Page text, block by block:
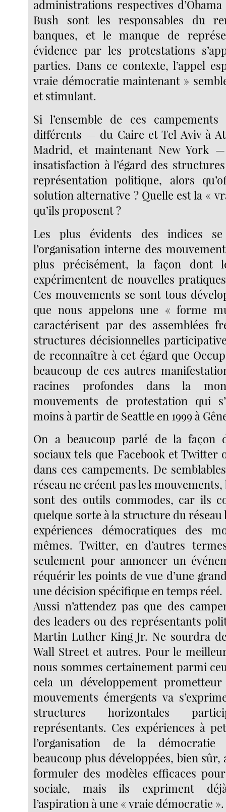
administrations respectives
Bush sont les responsables du
banques, et le manque de
évidence par les protestations
parties. Dans ce contexte, l’appel
vraie démocratie maintenant »
et stimulant.
Si l’ensemble de ces
différents — du Caire et Tel Aviv à
Madrid, et maintenant New York
insatisfaction à l’égard des
représentation politique, alors
solution alternative ? Quelle est la «
qu’ils proposent ?
Les plus évidents des indices
l’organisation interne des
plus précisément, la façon dont
expérimentent de nouvelles
Ces mouvements se sont tous
que nous appelons une « forme
caractérisent par des assemblées
structures décisionnelles
de reconnaître à cet égard que
beaucoup de ces autres
racines profondes dans la
mouvements de protestation qui
moins à partir de Seattle en 1999 à
On a beaucoup parlé de la façon
sociaux tels que Facebook et Twitter
dans ces campements. De
réseau ne créent pas les
sont des outils commodes, car ils
quelque sorte à la structure du
expériences démocratiques des
mêmes. Twitter, en d’autres
seulement pour annoncer un
réquérir les points de vue d’une
une décision spécifique en temps réel.
Aussi n’attendez pas que des
des leaders ou des représentants
Martin Luther King Jr. Ne sourdra
Wall Street et autres. Pour le
nous sommes certainement parmi
cela un développement
mouvements émergents va
structures horizontales
représentants. Ces expériences à
l’organisation de la
beaucoup plus développées, bien
formuler des modèles efficaces
sociale, mais ils expriment
l’aspiration à une « vraie démocratie ».